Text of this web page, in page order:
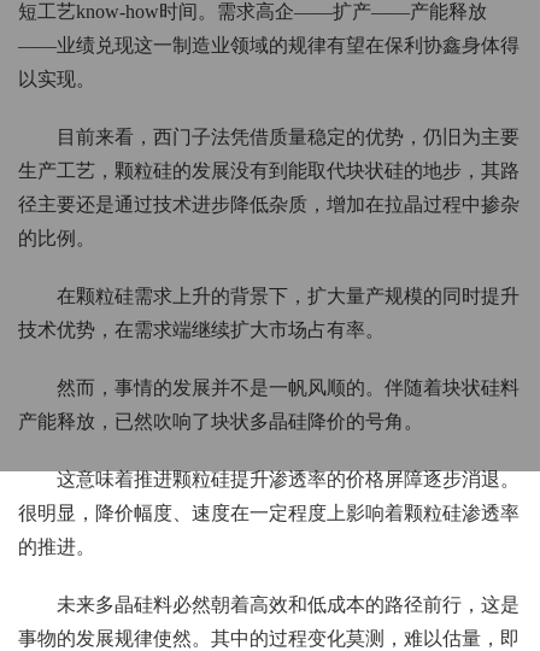
短工艺know-how时间。需求高企——扩产——产能释放
——业绩兑现这一制造业领域的规律有望在保利协鑫身体得
以实现。
目前来看，西门子法凭借质量稳定的优势，仍旧为主要
生产工艺，颗粒硅的发展没有到能取代块状硅的地步，其路
径主要还是通过技术进步降低杂质，增加在拉晶过程中掺杂
的比例。
在颗粒硅需求上升的背景下，扩大量产规模的同时提升
技术优势，在需求端继续扩大市场占有率。
然而，事情的发展并不是一帆风顺的。伴随着块状硅料
产能释放，已然吹响了块状多晶硅降价的号角。
这意味着推进颗粒硅提升渗透率的价格屏障逐步消退。
很明显，降价幅度、速度在一定程度上影响着颗粒硅渗透率
的推进。
未来多晶硅料必然朝着高效和低成本的路径前行，这是
事物的发展规律使然。其中的过程变化莫测，难以估量，即